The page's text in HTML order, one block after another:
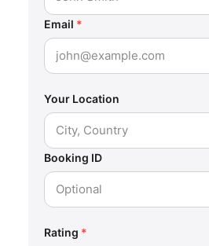
Email *
Your Location
Booking ID
Rating *